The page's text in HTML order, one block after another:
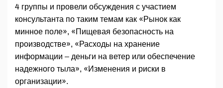
4 группы и провели обсуждения с участием
консультанта по таким темам как «Рынок как
минное поле», «Пищевая безопасность на
производстве», «Расходы на хранение
информации – деньги на ветер или обеспечение
надежного тыла», «Изменения и риски в
организации».